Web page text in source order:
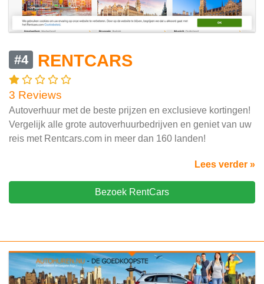
#4 RENTCARS
3 Reviews
Autoverhuur met de beste prijzen en exclusieve kortingen!
Vergelijk alle grote autoverhuurbedrijven en geniet van uw
reis met Rentcars.com in meer dan 160 landen!
Lees verder »
Bezoek RentCars